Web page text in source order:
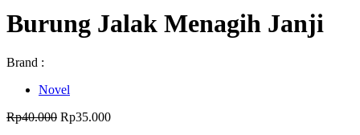
Burung Jalak Menagih Janji
Brand :
Novel
Rp40.000 Harga
Rp35.000Harga